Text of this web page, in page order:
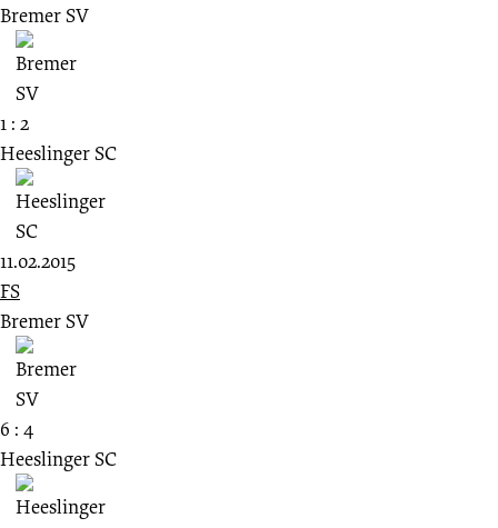
Bremer SV
1 : 2
Heeslinger SC
11.02.2015
FS
Bremer SV
6 : 4
Heeslinger SC